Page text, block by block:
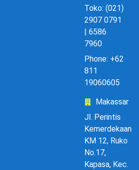
Toko: (021)
2907 0791
| 6586
7960
Phone: +62
811
19060605
Makassar
Jl. Perintis
Kemerdekaan
KM 12, Ruko
No.17,
Kapasa, Kec.